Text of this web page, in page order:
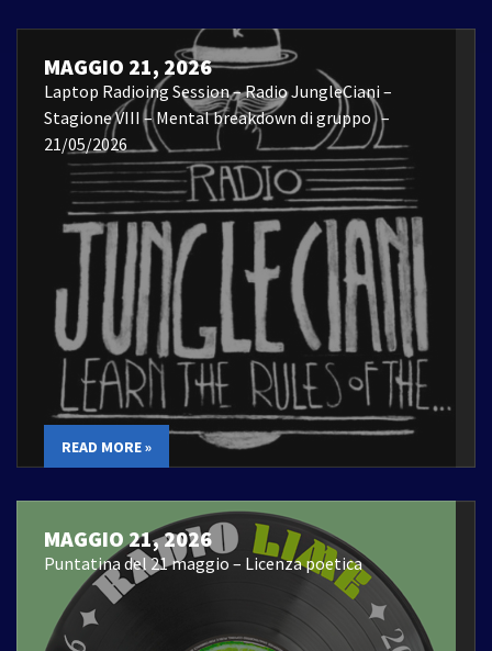
MAGGIO 21, 2026
Laptop Radioing Session – Radio JungleCiani –
Stagione VIII – Mental breakdown di gruppo –
21/05/2026
READ MORE »
MAGGIO 21, 2026
Puntatina del 21 maggio – Licenza poetica